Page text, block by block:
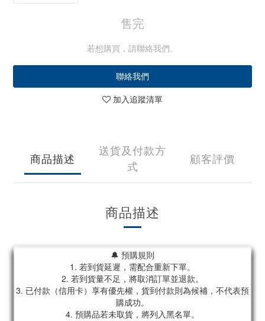
售完
若想購買，請聯絡我們。
聯絡我們
加入追蹤清單
商品描述
送貨及付款方
式
顧客評價
商品描述
🔔 預購規則
1. 若到貨延遲，需配合重新下單。
2. 若到貨量不足，將取消訂單並退款。
3. 已付款（信用卡）享有優先權，貨到付款則為候補，不代表預
購成功。
4. 預購品若未取貨，將列入黑名單。